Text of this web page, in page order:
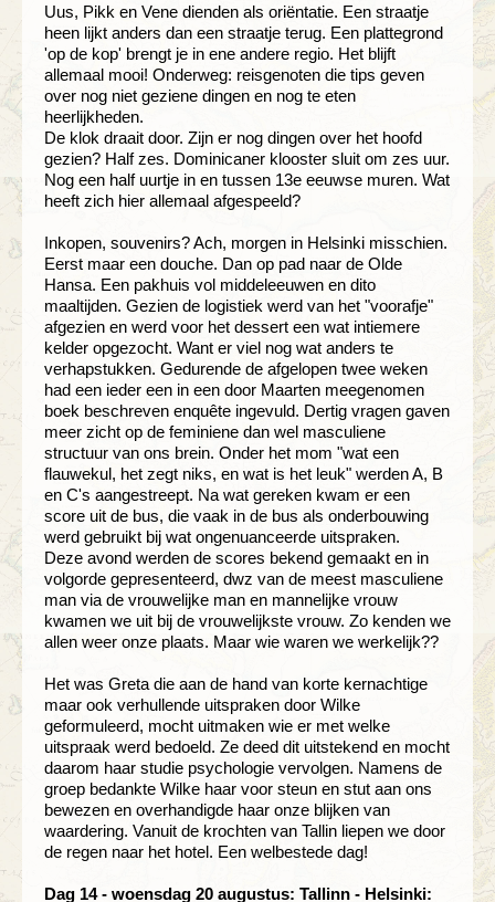
Uus, Pikk en Vene dienden als oriëntatie. Een straatje
heen lijkt anders dan een straatje terug. Een plattegrond
'op de kop' brengt je in ene andere regio. Het blijft
allemaal mooi! Onderweg: reisgenoten die tips geven
over nog niet geziene dingen en nog te eten
heerlijkheden.
De klok draait door. Zijn er nog dingen over het hoofd
gezien? Half zes. Dominicaner klooster sluit om zes uur.
Nog een half uurtje in en tussen 13e eeuwse muren. Wat
heeft zich hier allemaal afgespeeld?
Inkopen, souvenirs? Ach, morgen in Helsinki misschien.
Eerst maar een douche. Dan op pad naar de Olde
Hansa. Een pakhuis vol middeleeuwen en dito
maaltijden. Gezien de logistiek werd van het "voorafje"
afgezien en werd voor het dessert een wat intiemere
kelder opgezocht. Want er viel nog wat anders te
verhapstukken. Gedurende de afgelopen twee weken
had een ieder een in een door Maarten meegenomen
boek beschreven enquête ingevuld. Dertig vragen gaven
meer zicht op de feminiene dan wel masculiene
structuur van ons brein. Onder het mom "wat een
flauwekul, het zegt niks, en wat is het leuk" werden A, B
en C's aangestreept. Na wat gereken kwam er een
score uit de bus, die vaak in de bus als onderbouwing
werd gebruikt bij wat ongenuanceerde uitspraken.
Deze avond werden de scores bekend gemaakt en in
volgorde gepresenteerd, dwz van de meest masculiene
man via de vrouwelijke man en mannelijke vrouw
kwamen we uit bij de vrouwelijkste vrouw. Zo kenden we
allen weer onze plaats. Maar wie waren we werkelijk??
Het was Greta die aan de hand van korte kernachtige
maar ook verhullende uitspraken door Wilke
geformuleerd, mocht uitmaken wie er met welke
uitspraak werd bedoeld. Ze deed dit uitstekend en mocht
daarom haar studie psychologie vervolgen. Namens de
groep bedankte Wilke haar voor steun en stut aan ons
bewezen en overhandigde haar onze blijken van
waardering. Vanuit de krochten van Tallin liepen we door
de regen naar het hotel. Een welbestede dag!
Dag 14 - woensdag 20 augustus: Tallinn - Helsinki: